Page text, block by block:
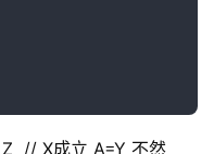
// X成立 A=Y 不然